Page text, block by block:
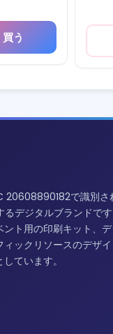
買う
20608890182で識別さ
るデジタルブランドです
ト用の印刷キット、
ックリソースのデザ
ています。